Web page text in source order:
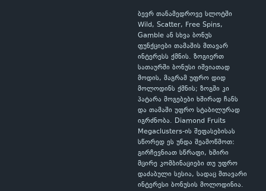
ბევრ თანამედროვე სლოტში
Wild, Scatter, Free Spins,
Gamble ან სხვა ბონუს
ფუნქციები თამაშის მთავარ
ინტერესს ქმნის. ზოგიერთ
სათაურში ბონუსი იშვიათად
მოდის, მაგრამ უფრო დიდ
მოლოდინს ქმნის; ზოგში კი
პატარა მოგებები ხშირად ჩანს
და თამაში უფრო სტაბილურად
იგრძნობა. Diamond Fruits
Megaclusters-ის შეფასებისას
სწორედ ეს უნდა შეამოწმოთ:
გირჩევნიათ სწრაფი, ხშირი
მცირე კომბინაციები თუ უფრო
დაძაბული სესია, სადაც მთავარი
ინტერესი ბონუსის მოლოდინია.